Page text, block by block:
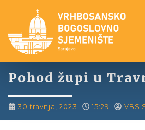
Pohod župi u
30 travnja, 2023 15:29 VBS